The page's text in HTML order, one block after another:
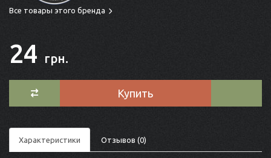
Все товары этого бренда
24 грн.
Купить
Характеристики Отзывов (0)